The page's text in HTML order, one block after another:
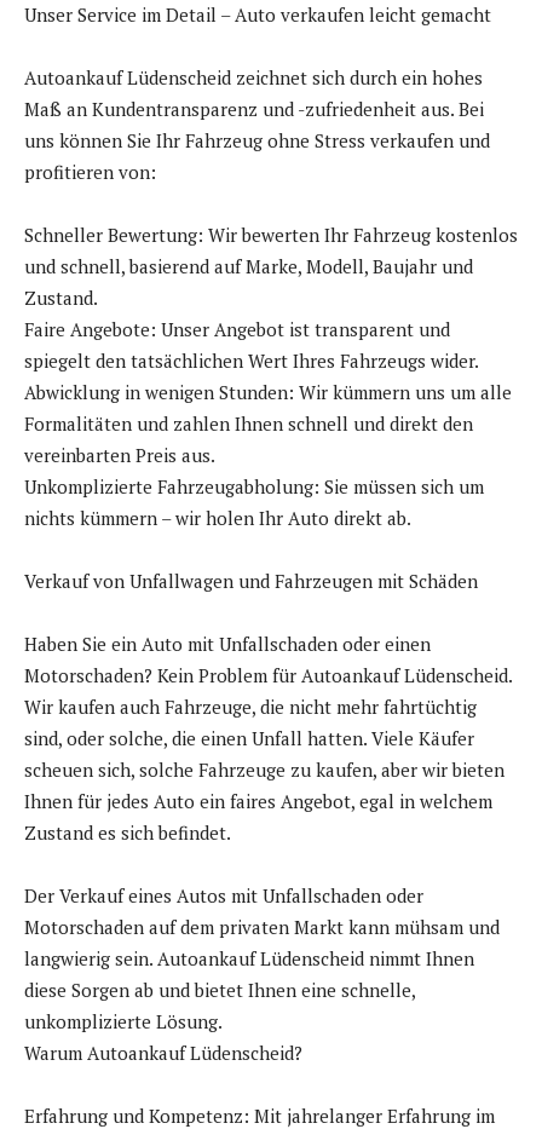
Unser Service im Detail – Auto verkaufen leicht gemacht
Autoankauf Lüdenscheid zeichnet sich durch ein hohes
Maß an Kundentransparenz und -zufriedenheit aus. Bei
uns können Sie Ihr Fahrzeug ohne Stress verkaufen und
profitieren von:
Schneller Bewertung: Wir bewerten Ihr Fahrzeug kostenlos
und schnell, basierend auf Marke, Modell, Baujahr und
Zustand.
Faire Angebote: Unser Angebot ist transparent und
spiegelt den tatsächlichen Wert Ihres Fahrzeugs wider.
Abwicklung in wenigen Stunden: Wir kümmern uns um alle
Formalitäten und zahlen Ihnen schnell und direkt den
vereinbarten Preis aus.
Unkomplizierte Fahrzeugabholung: Sie müssen sich um
nichts kümmern – wir holen Ihr Auto direkt ab.
Verkauf von Unfallwagen und Fahrzeugen mit Schäden
Haben Sie ein Auto mit Unfallschaden oder einen
Motorschaden? Kein Problem für Autoankauf Lüdenscheid.
Wir kaufen auch Fahrzeuge, die nicht mehr fahrtüchtig
sind, oder solche, die einen Unfall hatten. Viele Käufer
scheuen sich, solche Fahrzeuge zu kaufen, aber wir bieten
Ihnen für jedes Auto ein faires Angebot, egal in welchem
Zustand es sich befindet.
Der Verkauf eines Autos mit Unfallschaden oder
Motorschaden auf dem privaten Markt kann mühsam und
langwierig sein. Autoankauf Lüdenscheid nimmt Ihnen
diese Sorgen ab und bietet Ihnen eine schnelle,
unkomplizierte Lösung.
Warum Autoankauf Lüdenscheid?
Erfahrung und Kompetenz: Mit jahrelanger Erfahrung im